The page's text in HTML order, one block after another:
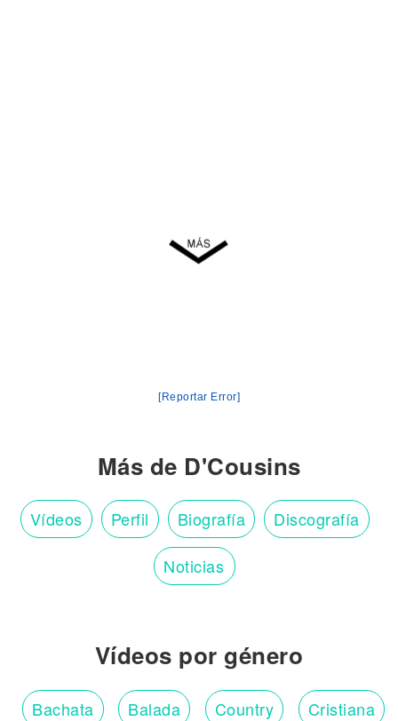
[Reportar Error]
Más de D'Cousins
Vídeos Perfil Biografía Discografía
Noticias
Vídeos por género
Bachata Balada Country Cristiana